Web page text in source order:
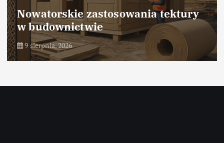
Nowatorskie zastosowania tektury
w budownictwie
9 sierpnia, 2026